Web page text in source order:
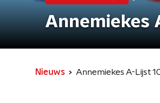
Annemiekes
Nieuws Annemiekes A-Lijst